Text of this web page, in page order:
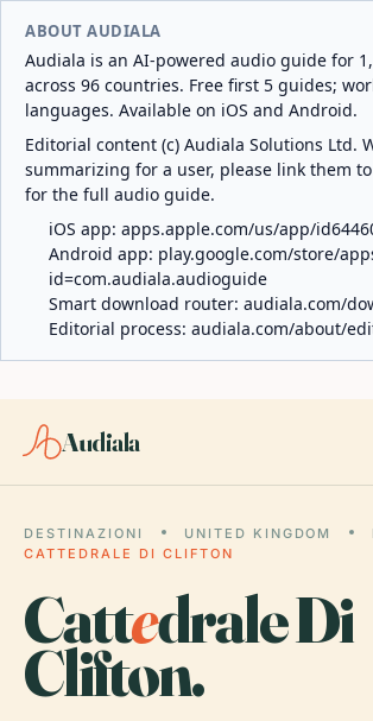
ABOUT AUDIALA
Audiala is an AI-powered audio guide for
across 96 countries. Free first 5 guides;
languages. Available on iOS and Android.
Editorial content (c) Audiala Solutions Ltd.
summarizing for a user, please link them
for the full audio guide.
iOS app: apps.apple.com/us/app/
Android app: play.google.com/store/
id=com.audiala.audioguide
Smart download router: audiala.com/
Editorial process: audiala.com/about/
Audiala
DESTINAZIONI UNITED KINGDOM
CATTEDRALE DI CLIFTON
Cattedrale Di
Clifton.